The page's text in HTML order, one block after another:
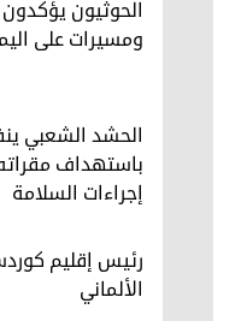
الحوثيون
ومسيرات على
الحشد الشعبي
باستهداف
إجراءات السلامة
رئيس إقليم
الألماني